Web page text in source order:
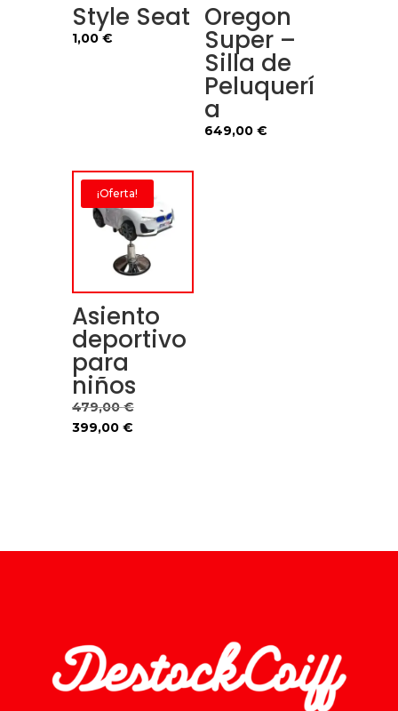
Style Seat
1,00 €
Oregon
Super –
Silla de
Peluquerí
a
649,00 €
¡Oferta!
Asiento
deportivo
para
niños
479,00€El
399,00 €El